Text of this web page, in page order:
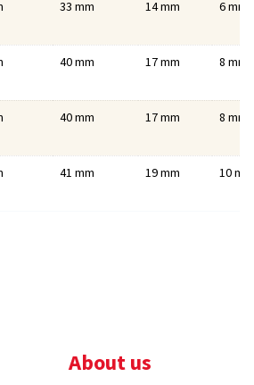
33 mm 14 mm 6 mm
40 mm 17 mm 8 mm
40 mm 17 mm 8 mm
41 mm 19 mm 10 mm
About us